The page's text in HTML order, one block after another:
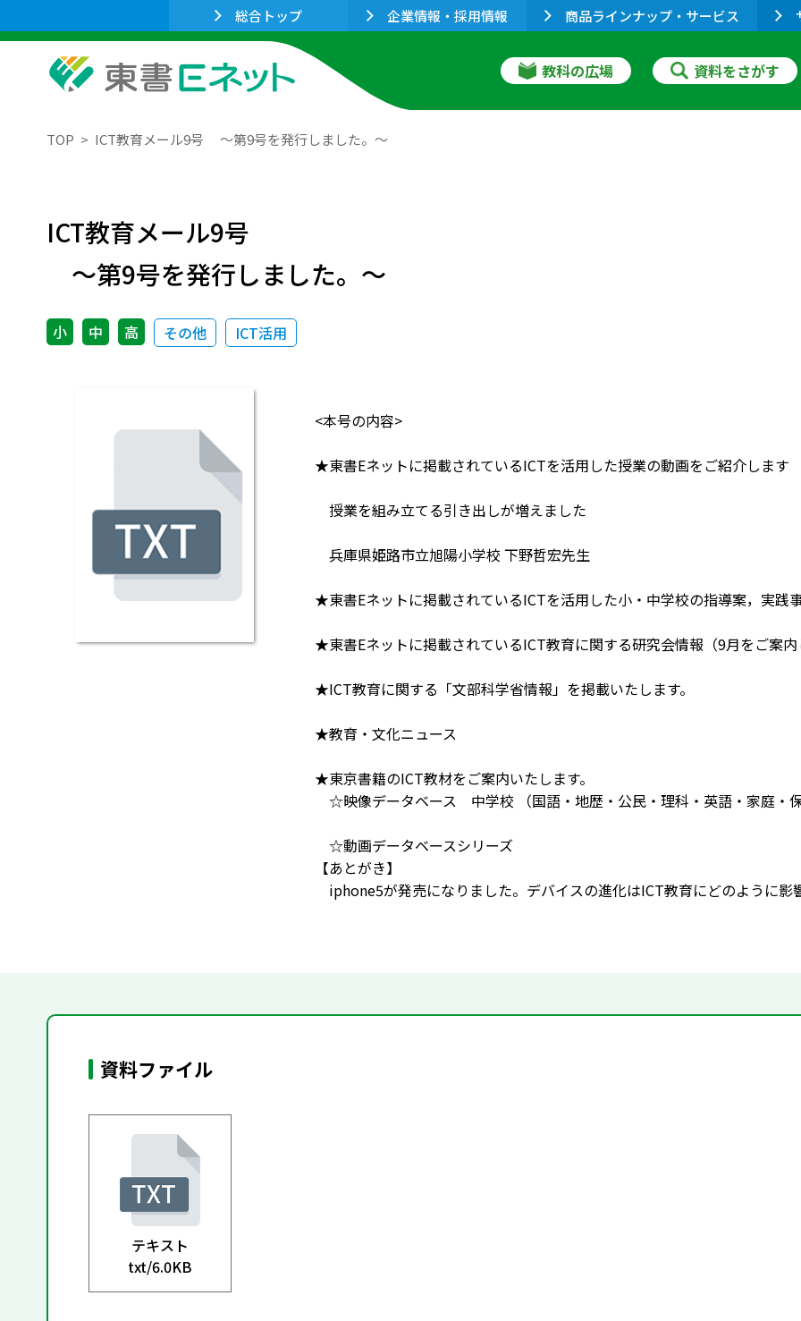
総合トップ 企業情報・採用情報 商品ラインナップ・サービス
教科の広場 資料をさがす
TOP ICT教育メール9号 ～第9号を発行しました。～
ICT教育メール9号
～第9号を発行しました。～
小 中 高 その他 ICT活用
<本号の内容>
★東書Eネットに掲載されているICTを活用した授業の動画をご紹介します
授業を組み立てる引き出しが増えました
兵庫県姫路市立旭陽小学校 下野哲宏先生
★東書Eネットに掲載されているICTを活用した小・中学校の指導案，実践
★東書Eネットに掲載されているICT教育に関する研究会情報（9月をご案内
★ICT教育に関する「文部科学省情報」を掲載いたします。
★教育・文化ニュース
★東京書籍のICT教材をご案内いたします。
☆映像データベース 中学校 （国語・地歴・公民・理科・英語・家庭・保
☆動画データベースシリーズ
【あとがき】
iphone5が発売になりました。デバイスの進化はICT教育にどのように影
資料ファイル
テキスト
txt/6.0KB